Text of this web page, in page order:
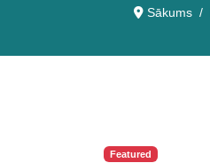
Sākums
Featured